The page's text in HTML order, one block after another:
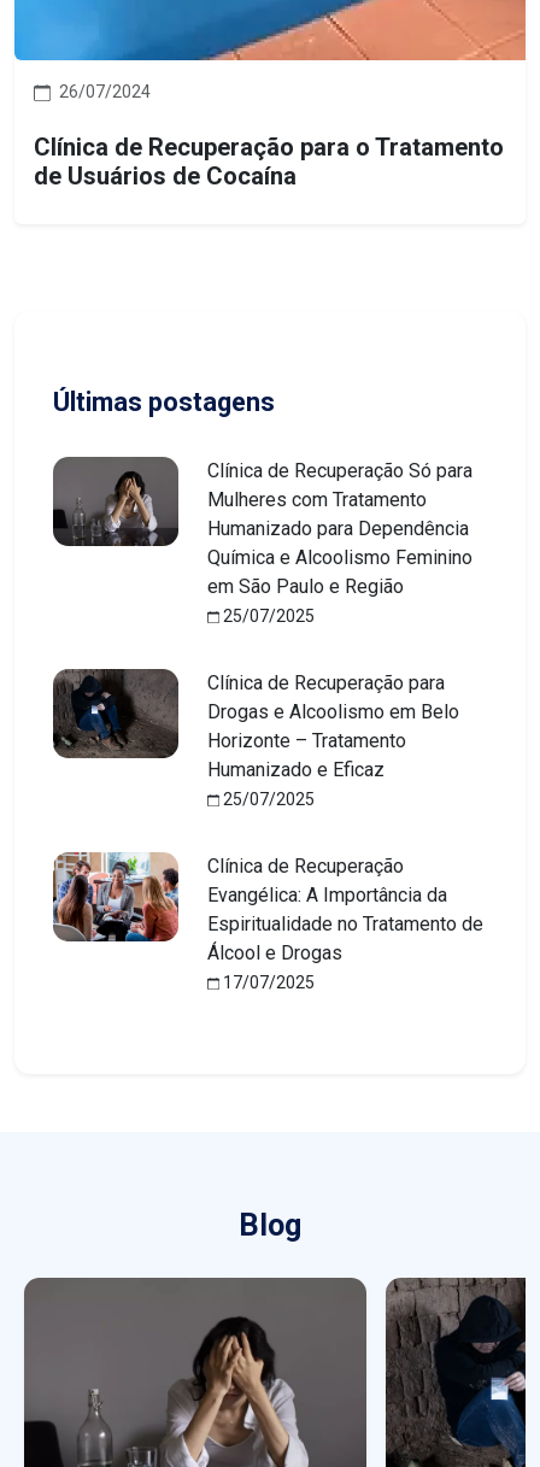
26/07/2024
Clínica de Recuperação para o Tratamento
de Usuários de Cocaína
Últimas postagens
Clínica de Recuperação Só para
Mulheres com Tratamento
Humanizado para Dependência
Química e Alcoolismo Feminino
em São Paulo e Região
25/07/2025
Clínica de Recuperação para
Drogas e Alcoolismo em Belo
Horizonte – Tratamento
Humanizado e Eficaz
25/07/2025
Clínica de Recuperação
Evangélica: A Importância da
Espiritualidade no Tratamento de
Álcool e Drogas
17/07/2025
Blog